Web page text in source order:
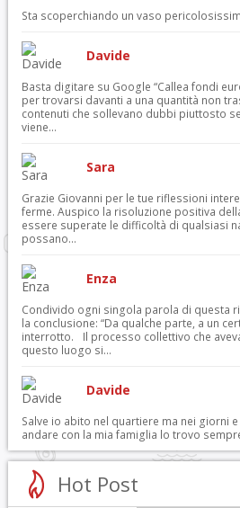
Sta scoperchiando un vaso
Davide
Basta digitare su Google “Callea fondi
per trovarsi davanti a una quantità non
contenuti che sollevano dubbi piuttosto
viene...
Sara
Grazie Giovanni per le tue riflessioni
ferme. Auspico la risoluzione positiva
essere superate le difficoltà di qualsiasi
possano...
Enza
Condivido ogni singola parola di questa
la conclusione: “Da qualche parte, a un
interrotto. Il processo collettivo che
questo luogo si...
Davide
Salve io abito nel quartiere ma nei giorni
andare con la mia famiglia lo trovo
Hot Post